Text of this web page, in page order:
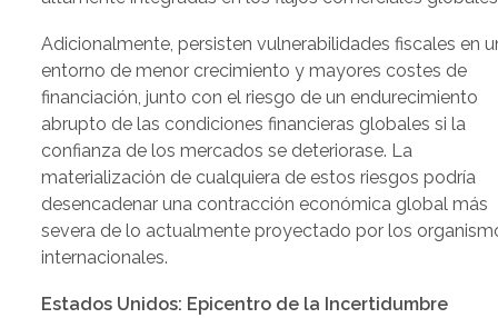
Adicionalmente, persisten vulnerabilidades fiscales en
entorno de menor crecimiento y mayores costes de
financiación, junto con el riesgo de un endurecimiento
abrupto de las condiciones financieras globales si la
confianza de los mercados se deteriorase. La
materialización de cualquiera de estos riesgos podría
desencadenar una contracción económica global más
severa de lo actualmente proyectado por los
internacionales.
Estados Unidos: Epicentro de la Incertidumbre